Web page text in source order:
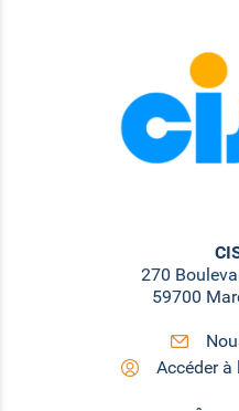
270
59700
Accéder à